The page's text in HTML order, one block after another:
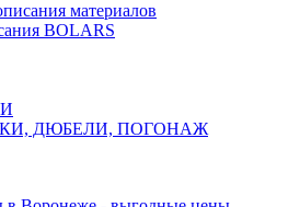
материалов
BOLARS
ДЮБЕЛИ, ПОГОНАЖ